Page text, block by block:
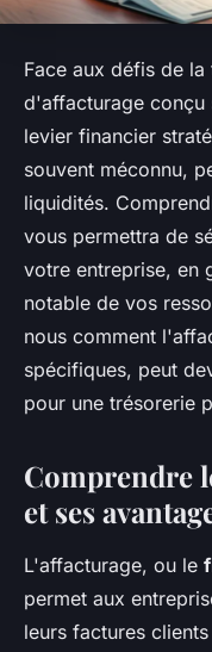
Face aux défis de
d'affacturage conçu
levier financier
souvent méconnu,
liquidités.
vous permettra de
votre entreprise, en
notable de vos
nous comment
spécifiques, peut
pour une trésorerie
Comprendre
et ses
L'affacturage, ou le
permet aux
leurs factures